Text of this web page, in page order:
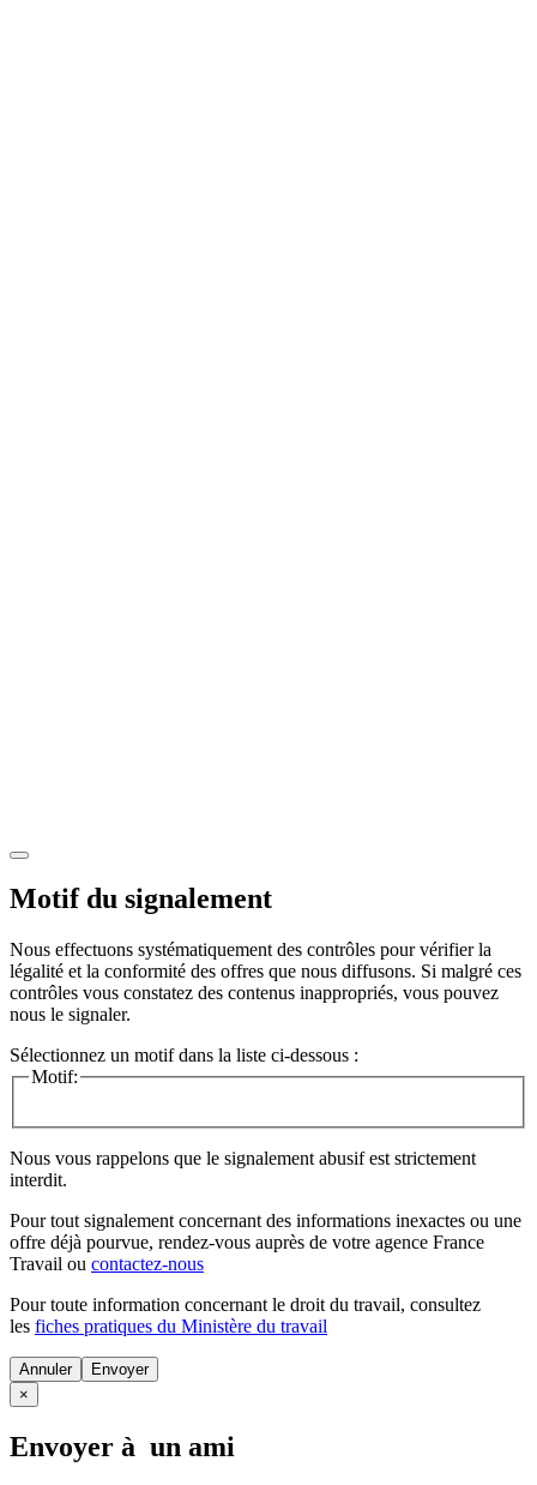
Motif du signalement
Nous effectuons systématiquement des contrôles pour vérifier la
légalité et la conformité des offres que nous diffusons. Si malgré ces
contrôles vous constatez des contenus inappropriés, vous pouvez
nous le signaler.
Sélectionnez un motif dans la liste ci-dessous :
Motif:
Nous vous rappelons que le signalement abusif est strictement
interdit.
Pour tout signalement concernant des informations inexactes ou une
offre déjà pourvue, rendez-vous auprès de votre agence France
Travail ou contactez-nous
Pour toute information concernant le droit du travail, consultez
les fiches pratiques du Ministère du travail
Annuler
×
Envoyer à un ami